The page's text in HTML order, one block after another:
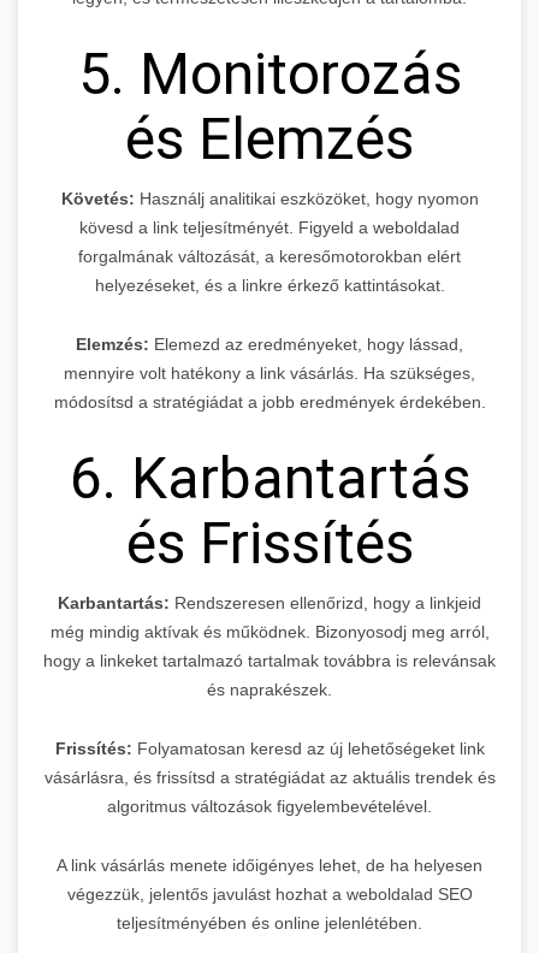
5. Monitorozás
és Elemzés
Követés: Használj analitikai eszközöket, hogy nyomon
kövesd a link teljesítményét. Figyeld a weboldalad
forgalmának változását, a keresőmotorokban elért
helyezéseket, és a linkre érkező kattintásokat.
Elemzés: Elemezd az eredményeket, hogy lássad,
mennyire volt hatékony a link vásárlás. Ha szükséges,
módosítsd a stratégiádat a jobb eredmények érdekében.
6. Karbantartás
és Frissítés
Karbantartás: Rendszeresen ellenőrizd, hogy a linkjeid
még mindig aktívak és működnek. Bizonyosodj meg arról,
hogy a linkeket tartalmazó tartalmak továbbra is relevánsak
és naprakészek.
Frissítés: Folyamatosan keresd az új lehetőségeket link
vásárlásra, és frissítsd a stratégiádat az aktuális trendek és
algoritmus változások figyelembevételével.
A link vásárlás menete időigényes lehet, de ha helyesen
végezzük, jelentős javulást hozhat a weboldalad SEO
teljesítményében és online jelenlétében.